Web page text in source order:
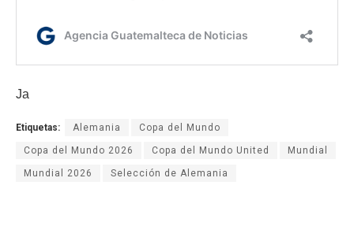
Ja
Etiquetas: Alemania Copa del Mundo
Copa del Mundo 2026 Copa del Mundo United Mundial
Mundial 2026 Selección de Alemania